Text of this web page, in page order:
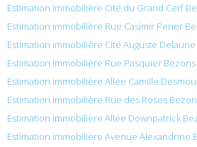
Estimation immobilière Cité du Grand Cerf
Estimation immobilière Rue Casimir Perier
Estimation immobilière Cité Auguste
Estimation immobilière Rue Pasquier Bezons
Estimation immobilière Allée Camille
Estimation immobilière Rue des Roses
Estimation immobilière Allée Downpatrick
Estimation immobilière Avenue Alexandrine